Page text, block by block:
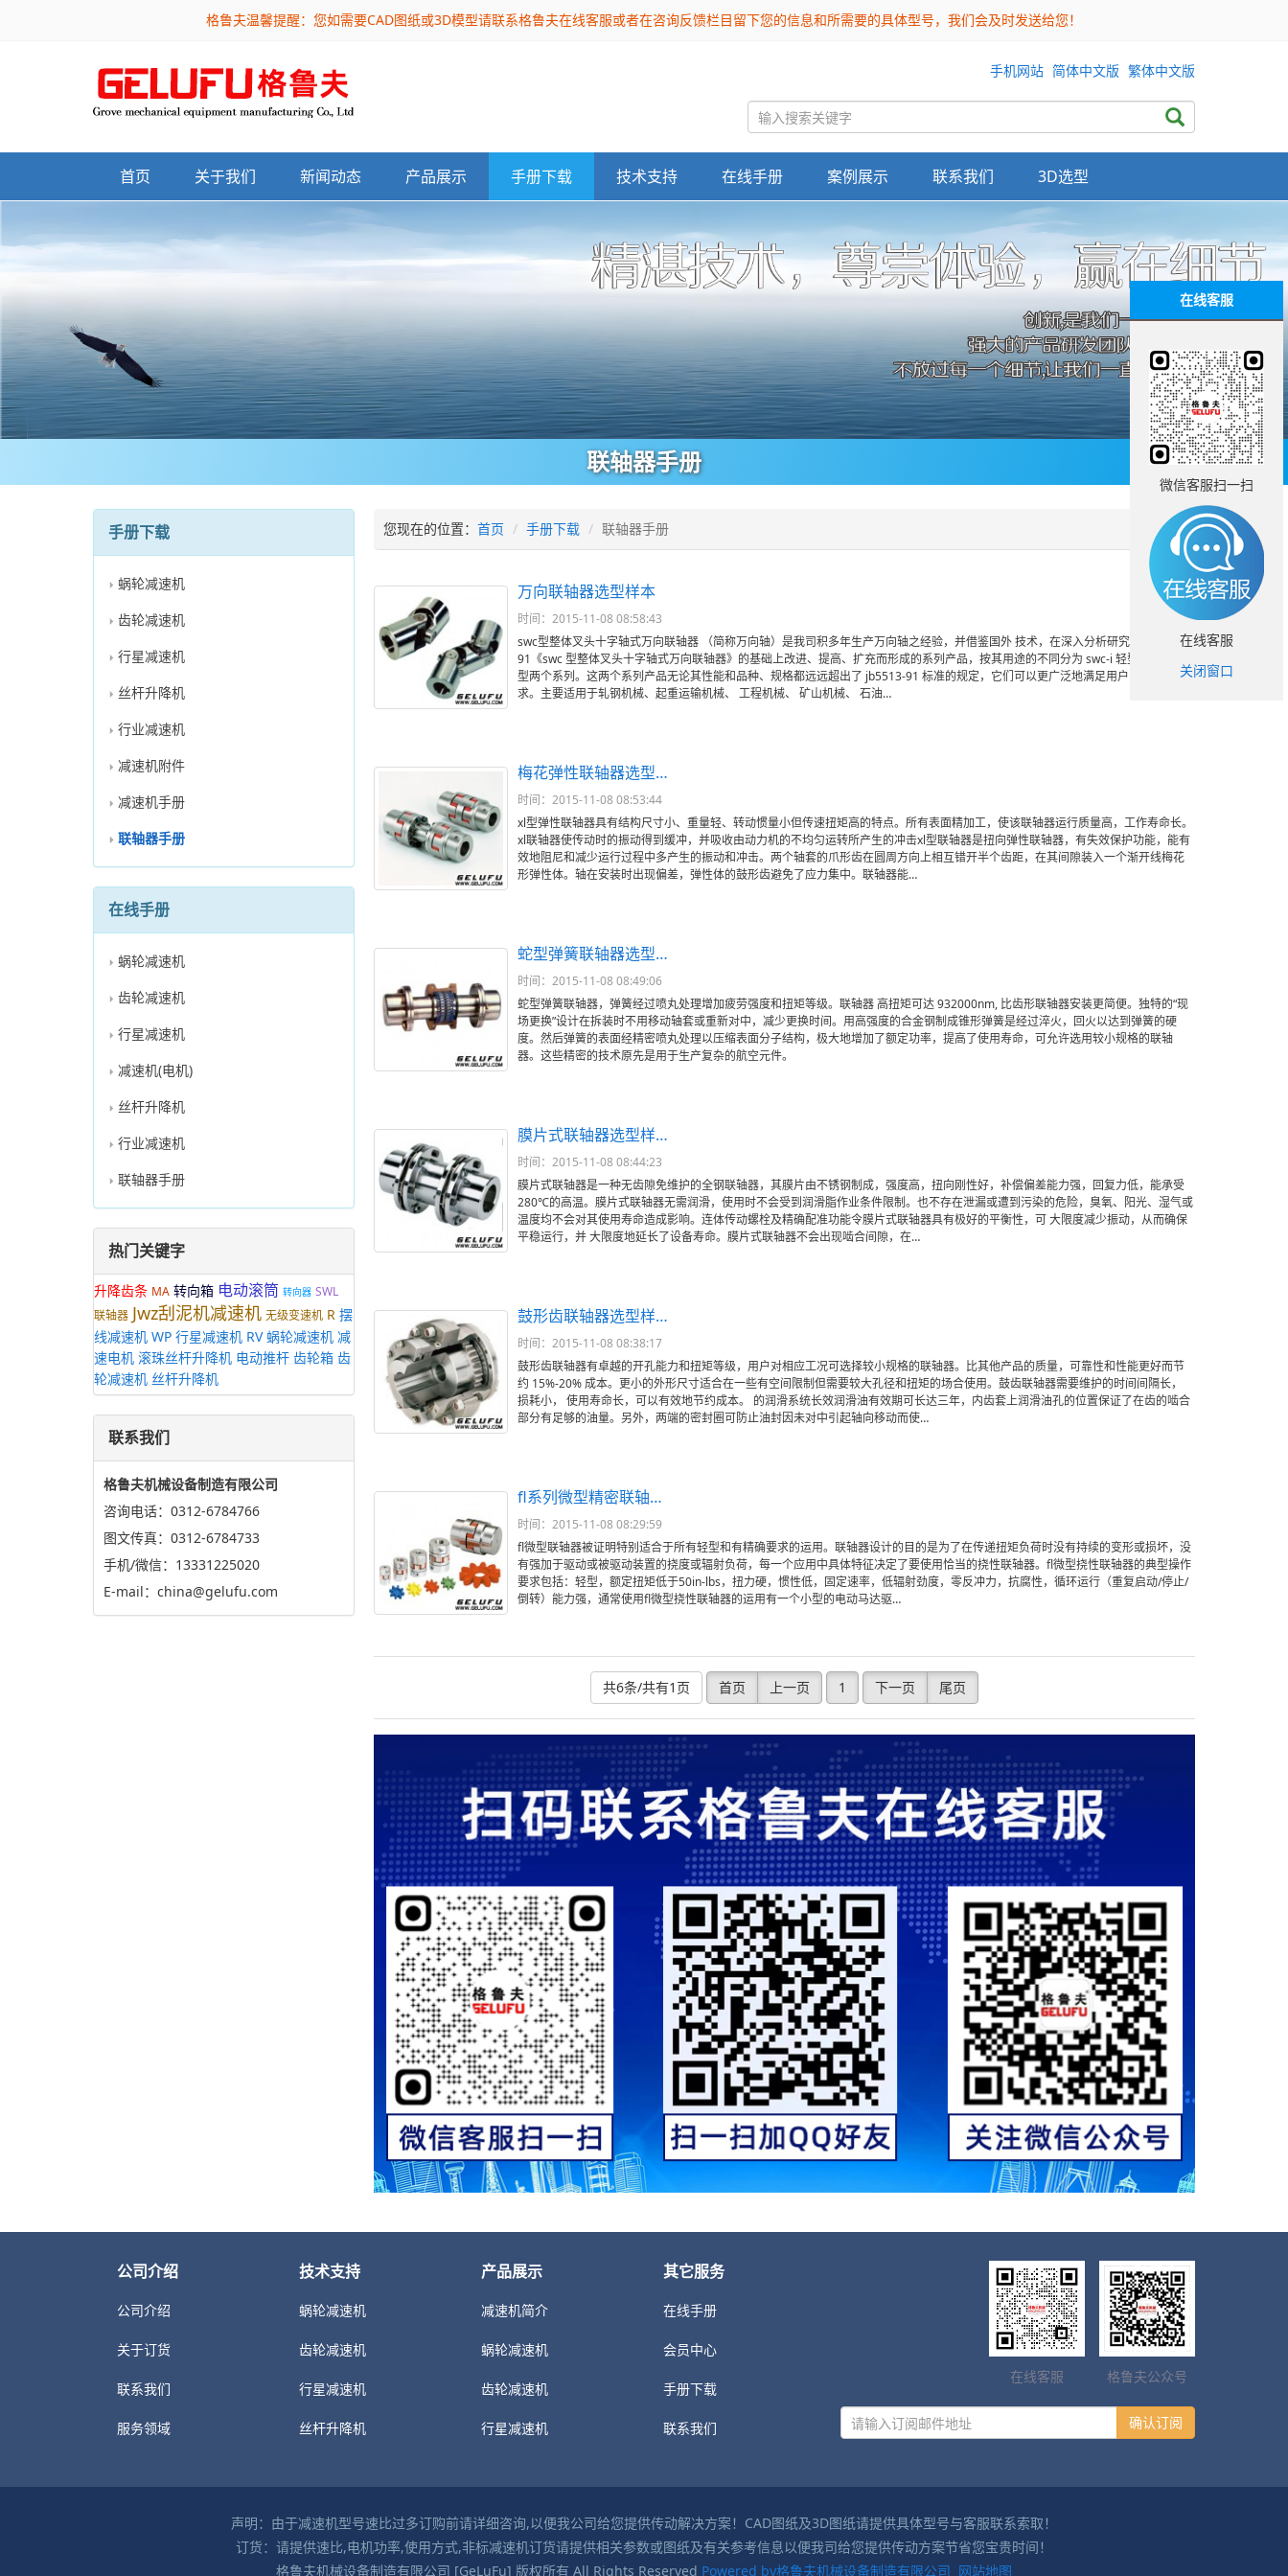
格鲁夫温馨提醒：您如需要CAD图纸或3D模型请联系格鲁夫在线客服或者在咨询反馈栏目留下您的信息和所需要的具体型号，我们会及时发送给您！
手机网站 简体中文版 繁体中文版
首页 关于我们 新闻动态 产品展示 手册下载 技术支持 在线手册 案例展示 联系我们 3D选型
联轴器手册
手册下载
蜗轮减速机
齿轮减速机
行星减速机
丝杆升降机
行业减速机
减速机附件
减速机手册
联轴器手册
在线手册
蜗轮减速机
齿轮减速机
行星减速机
减速机(电机)
丝杆升降机
行业减速机
联轴器手册
热门关键字
升降齿条 MA 转向箱 电动滚筒 转向器 SWL
联轴器 Jwz刮泥机减速机 无级变速机 R 摆
线减速机 WP 行星减速机 RV 蜗轮减速机 减
速电机 滚珠丝杆升降机 电动推杆 齿轮箱 齿
轮减速机 丝杆升降机
联系我们
格鲁夫机械设备制造有限公司
咨询电话：0312-6784766
图文传真：0312-6784733
手机/微信：13331225020
E-mail：china@gelufu.com
您现在的位置： 首页 手册下载 联轴器手册
万向联轴器选型样本
时间：2015-11-08 08:58:43
swc型整体叉头十字轴式万向联轴器 （简称万向轴）是我司积多年生产万向轴之经验，并借鉴国外 技术，在深入分析研究 jb5513 －
91《swc 型整体叉头十字轴式万向联轴器》的基础上改进、提高、扩充而形成的系列产品，按其用途的不同分为 swc-i 轻型、swc 中
型两个系列。这两个系列产品无论其性能和品种、规格都远远超出了 jb5513-91 标准的规定，它们可以更广泛地满足用户多样性的要
求。主要适用于轧钢机械、起重运输机械、 工程机械、 矿山机械、 石油…
梅花弹性联轴器选型…
时间：2015-11-08 08:53:44
xl型弹性联轴器具有结构尺寸小、重量轻、转动惯量小但传速扭矩高的特点。所有表面精加工，使该联轴器运行质量高，工作寿命长。
xl联轴器使传动时的振动得到缓冲，并吸收由动力机的不均匀运转所产生的冲击xl型联轴器是扭向弹性联轴器，有失效保护功能，能有
效地阻尼和减少运行过程中多产生的振动和冲击。两个轴套的爪形齿在圆周方向上相互错开半个齿距，在其间隙装入一个渐开线梅花
形弹性体。轴在安装时出现偏差，弹性体的鼓形齿避免了应力集中。联轴器能…
蛇型弹簧联轴器选型…
时间：2015-11-08 08:49:06
蛇型弹簧联轴器，弹簧经过喷丸处理增加疲劳强度和扭矩等级。联轴器 高扭矩可达 932000nm, 比齿形联轴器安装更简便。独特的“现
场更换”设计在拆装时不用移动轴套或重新对中，减少更换时间。用高强度的合金钢制成锥形弹簧是经过淬火，回火以达到弹簧的硬
度。然后弹簧的表面经精密喷丸处理以压缩表面分子结构，极大地增加了额定功率，提高了使用寿命，可允许选用较小规格的联轴
器。这些精密的技术原先是用于生产复杂的航空元件。
膜片式联轴器选型样…
时间：2015-11-08 08:44:23
膜片式联轴器是一种无齿隙免维护的全钢联轴器，其膜片由不锈钢制成，强度高，扭向刚性好，补偿偏差能力强，回复力低，能承受
280℃的高温。膜片式联轴器无需润滑，使用时不会受到润滑脂作业条件限制。也不存在泄漏或遭到污染的危险，臭氧、阳光、湿气或
温度均不会对其使用寿命造成影响。连体传动螺栓及精确配准功能令膜片式联轴器具有极好的平衡性，可 大限度减少振动，从而确保
平稳运行，并 大限度地延长了设备寿命。膜片式联轴器不会出现啮合间隙，在…
鼓形齿联轴器选型样…
时间：2015-11-08 08:38:17
鼓形齿联轴器有卓越的开孔能力和扭矩等级，用户对相应工况可选择较小规格的联轴器。比其他产品的质量，可靠性和性能更好而节
约 15%-20% 成本。更小的外形尺寸适合在一些有空间限制但需要较大孔径和扭矩的场合使用。鼓齿联轴器需要维护的时间间隔长，
损耗小， 使用寿命长，可以有效地节约成本。 的润滑系统长效润滑油有效期可长达三年，内齿套上润滑油孔的位置保证了在齿的啮合
部分有足够的油量。另外，两端的密封圈可防止油封因未对中引起轴向移动而使…
fl系列微型精密联轴…
时间：2015-11-08 08:29:59
fl微型联轴器被证明特别适合于所有轻型和有精确要求的运用。联轴器设计的目的是为了在传递扭矩负荷时没有持续的变形或损坏，没
有强加于驱动或被驱动装置的挠度或辐射负荷，每一个应用中具体特征决定了要使用恰当的挠性联轴器。fl微型挠性联轴器的典型操作
要求包括：轻型，额定扭矩低于50in-lbs，扭力硬，惯性低，固定速率，低辐射劲度，零反冲力，抗腐性，循环运行（重复启动/停止/
倒转）能力强，通常使用fl微型挠性联轴器的运用有一个小型的电动马达驱…
共6条/共有1页 首页 上一页 1 下一页 尾页
公司介绍
公司介绍
关于订货
联系我们
服务领域
技术支持
蜗轮减速机
齿轮减速机
行星减速机
丝杆升降机
产品展示
减速机简介
蜗轮减速机
齿轮减速机
行星减速机
其它服务
在线手册
会员中心
手册下载
联系我们
格鲁夫公众号
在线客服
确认订阅
声明：由于减速机型号速比过多订购前请详细咨询,以便我公司给您提供传动解决方案！CAD图纸及3D图纸请提供具体型号与客服联系索取！
订货：请提供速比,电机功率,使用方式,非标减速机订货请提供相关参数或图纸及有关参考信息以便我司给您提供传动方案节省您宝贵时间！
格鲁夫机械设备制造有限公司 [GeLuFu] 版权所有 All Rights Reserved Powered by格鲁夫机械设备制造有限公司 网站地图
在线客服
微信客服扫一扫
在线客服
关闭窗口